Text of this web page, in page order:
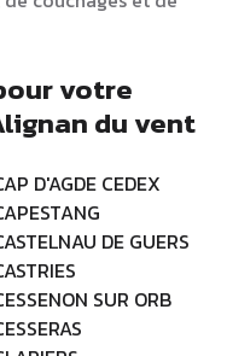
votre
du vent
D'AGDE CEDEX
DE GUERS
SUR ORB